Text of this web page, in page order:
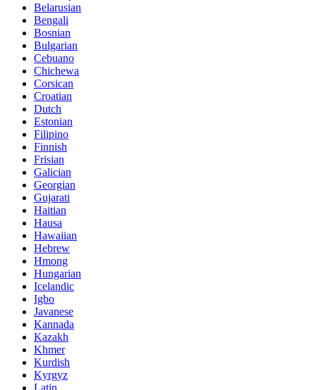
Belarusian
Bengali
Bosnian
Bulgarian
Cebuano
Chichewa
Corsican
Croatian
Dutch
Estonian
Filipino
Finnish
Frisian
Galician
Georgian
Gujarati
Haitian
Hausa
Hawaiian
Hebrew
Hmong
Hungarian
Icelandic
Igbo
Javanese
Kannada
Kazakh
Khmer
Kurdish
Kyrgyz